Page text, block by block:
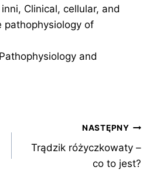
Clinical, cellular, and
pathophysiology of
and
NASTĘPNY
Trądzik różyczkowaty –
co to jest?